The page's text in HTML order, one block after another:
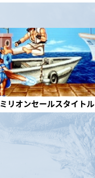
ミリオンセールスタイトル